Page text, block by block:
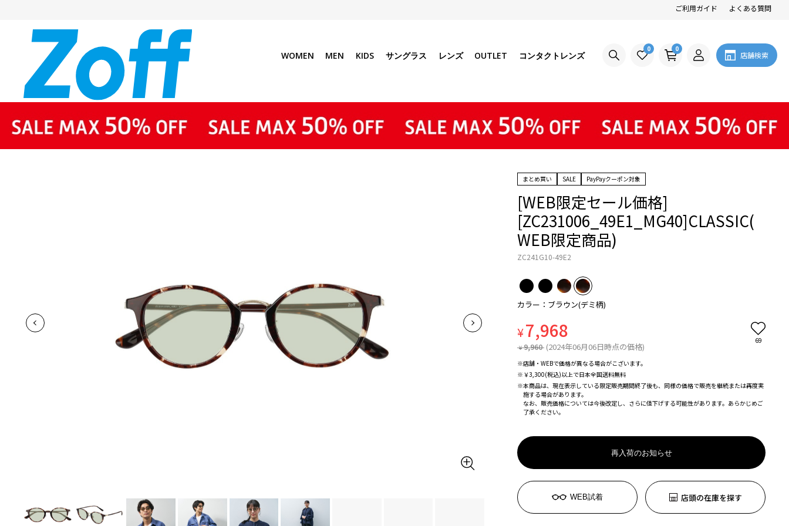
ご利用ガイド よくある質問
WOMEN MEN KIDS サングラス レンズ OUTLET コンタクトレンズ
0 0
店舗検索
まとめ買い SALE PayPayクーポン対象
[WEB限定セール価格]
[ZC231006_49E1_MG40]CLASSIC(
WEB限定商品)
ZC241G10-49E2
カラー：ブラウン(デミ柄)
¥7,968
¥ 9,960 (2024年06月06日時点の価格)
69
※店舗・WEBで価格が異なる場合がこざいます。
※￥3,300(税込)以上で日本全国送料無料
※本商品は、現在表示している限定販売期間終了後も、同様の価格で販売を継続または再度実
施する場合があります。
なお、販売価格については今後改定し、さらに値下げする可能性があります。あらかじめご
了承ください。
再入荷のお知らせ
WEB試着 店頭の在庫を探す